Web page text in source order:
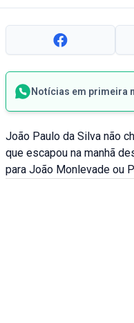
Notícias em primeira
João Paulo da Silva não
que escapou na manhã
para João Monlevade ou